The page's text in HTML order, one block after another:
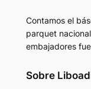
Contamos el
parquet
embajadores
Sobre